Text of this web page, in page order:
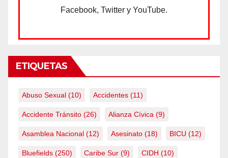
Facebook, Twitter y YouTube.
ETIQUETAS
Abuso Sexual (10) Accidentes (11)
Accidente Tránsito (26) Alianza Cívica (9)
Asamblea Nacional (12) Asesinato (18) BICU (12)
Bluefields (250) Caribe Sur (9) CIDH (10)